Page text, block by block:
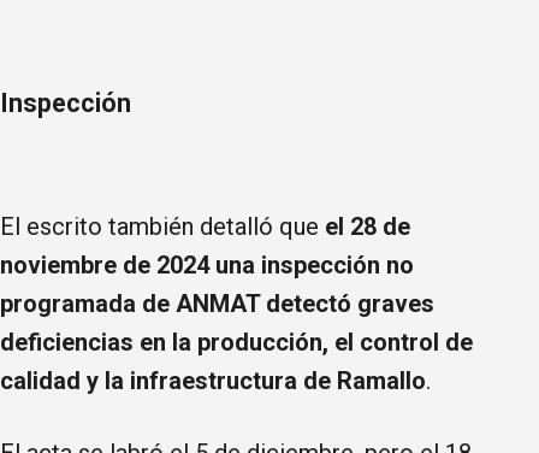
Inspección
El escrito también detalló que el 28 de
noviembre de 2024 una inspección no
programada de ANMAT detectó graves
deficiencias en la producción, el control de
calidad y la infraestructura de Ramallo.